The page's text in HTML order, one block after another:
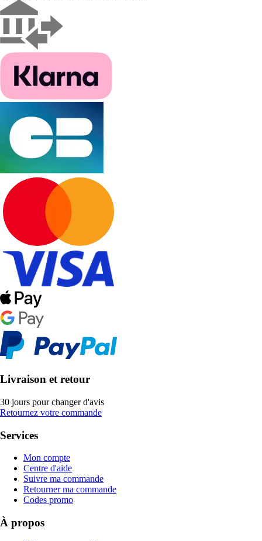
Livraison et retour
30 jours pour changer d'avis
Retournez votre commande
Services
Mon compte
Centre d'aide
Suivre ma commande
Retourner ma commande
Codes promo
À propos